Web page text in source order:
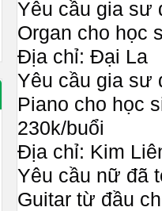
Yêu cầu gia sư
Organ cho học
Địa chỉ: Đại La
Yêu cầu gia sư
Piano cho học
230k/buổi
Địa chỉ: Kim
Yêu cầu nữ đã
Guitar từ đầu